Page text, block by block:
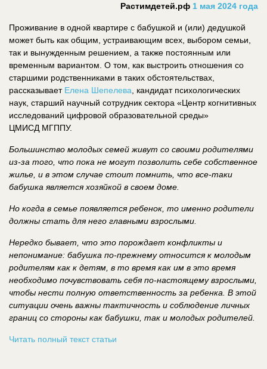
Растимдетей.рф 1 мая 2024 года
Проживание в одной квартире с бабушкой и (или) дедушкой
может быть как общим, устраивающим всех, выбором семьи,
так и вынужденным решением, а также постоянным или
временным вариантом. О том, как выстроить отношения со
старшими родственниками в таких обстоятельствах,
рассказывает Елена Шепелева , кандидат психологических
наук, старший научный сотрудник сектора «Центр когнитивных
исследований цифровой образовательной среды»
ЦМИСД МГППУ.
Большинство молодых семей живут со своими родителями
из-за того, что пока не могут позволить себе собственное
жилье, и в этом случае стоит помнить, что все-таки
бабушка является хозяйкой в своем доме.
Но когда в семье появляется ребенок, то именно родители
должны стать для него главными взрослыми.
Нередко бывает, что это порождает конфликты и
непонимание: бабушка по-прежнему относится к молодым
родителям как к детям, в то время как им в это время
необходимо почувствовать себя по-настоящему взрослыми,
чтобы нести полную ответственность за ребенка. В этой
ситуации очень важны тактичность и соблюдение личных
границ со стороны как бабушки, так и молодых родителей.
Читать полный текст статьи